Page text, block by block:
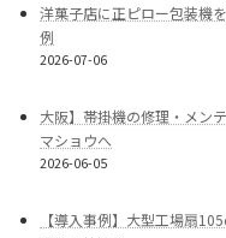
洋菓子店に正ピロー包装機
例
2026-07-06
大阪】帯掛機の修理・メン
マショウへ
2026-06-05
【導入事例】大型工場扇